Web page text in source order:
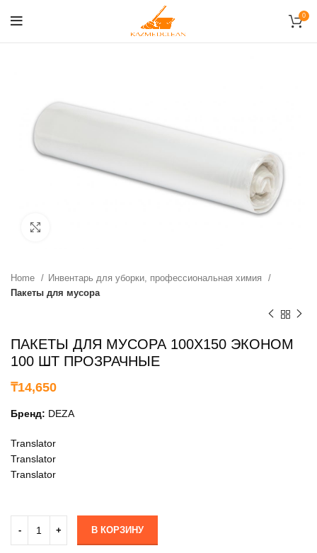
0
Home
Инвентарь для уборки, профессиональная химия
Пакеты для мусора
ПАКЕТЫ ДЛЯ МУСОРА 100Х150 ЭКОНОМ
100 ШТ ПРОЗРАЧНЫЕ
₸14,650
Бренд: DEZA
Translator
Translator
Translator
В КОРЗИНУ